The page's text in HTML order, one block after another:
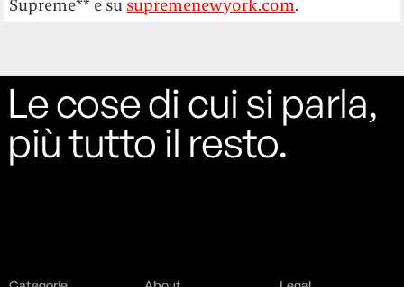
Supreme** e su supremenewyork.com.
Le cose di cui si parla,
più tutto il resto.